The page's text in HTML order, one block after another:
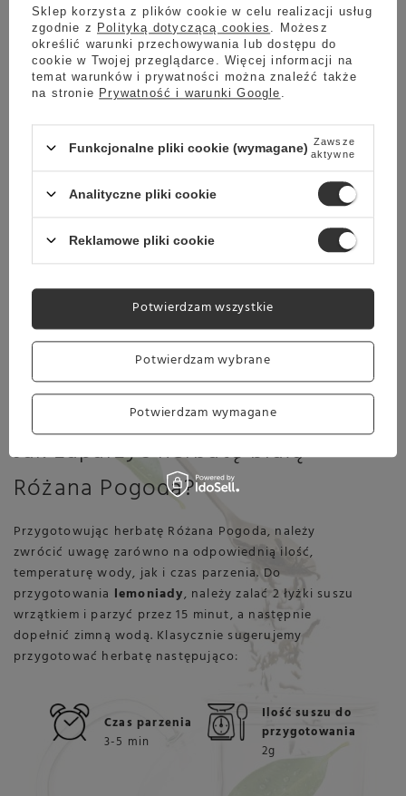
kwiat róży, liść melisy oraz kwiat brzoskwini. Przyjemna i
aromatyczna mieszanka, która jest doskonała zarówno w
postaci naparu do picia na ciepło jak i orzeźwiającej
lemoniady na zimno.
Najważniejsze cechy
Herbaty biała Dworzysk Różana
Pogoda 50g
Opakowanie
50g
Jak zaparzyć herbatę białą
Różana Pogoda?
Przygotowując herbatę Różana Pogoda, należy
zwrócić uwagę zarówno na odpowiednią ilość,
temperaturę wody, jak i czas parzenia. Do
przygotowania lemoniady, należy zalać 2 łyżki suszu
wrzątkiem i parzyć przez 15 minut, a następnie
dopełnić zimną wodą. Klasycznie sugerujemy
przygotować herbatę następująco:
Czas parzenia
3-5 min
Ilość suszu do
przygotowania
2g
Sklep korzysta z plików cookie w celu realizacji usług
zgodnie z Polityką dotyczącą cookies
. Możesz
określić warunki przechowywania lub dostępu do
cookie w Twojej przeglądarce. Więcej informacji na
temat warunków i prywatności można znaleźć także
na stronie Prywatność i warunki Google
Funkcjonalne pliki cookie (wymagane) Zawsze
aktywne
Analityczne pliki cookie
Reklamowe pliki cookie
Potwierdzam wybrane
Potwierdzam wymagane
Potwierdzam wszystkie